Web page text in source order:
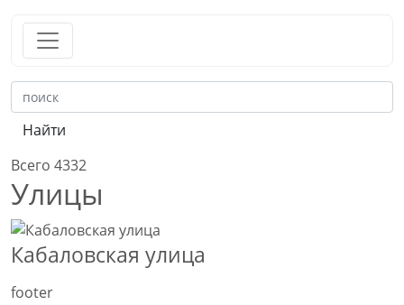
Найти
Всего 4332
Улицы
Кабаловская улица
footer